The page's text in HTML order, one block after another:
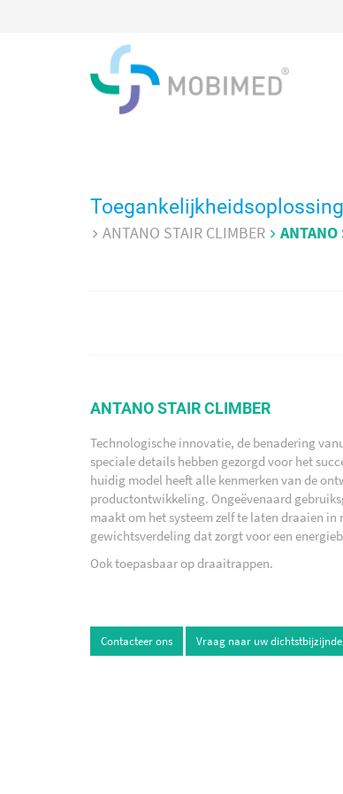
ANTANO STAIR CLIMBER ANTANO
ANTANO STAIR CLIMBER
Technologische innovatie, de benadering
speciale details hebben gezorgd voor het
huidig model heeft alle kenmerken van de
productontwikkeling. Ongeëvenaard
maakt om het systeem zelf te laten draaien
gewichtsverdeling dat zorgt voor een
Ook toepasbaar op draaitrappen.
Contacteer ons Vraag naar uw